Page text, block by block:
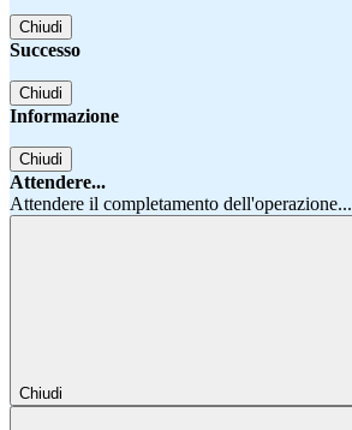
Chiudi
Successo
Chiudi
Informazione
Chiudi
Attendere...
Attendere il completamento dell'operazione...
Chiudi